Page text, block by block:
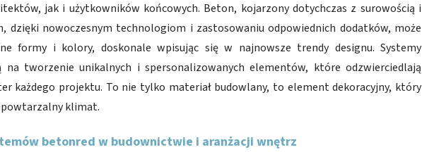
jak i użytkowników końcowych. Beton, kojarzony dotychczas z surowością i
dzięki nowoczesnym technologiom i zastosowaniu odpowiednich dodatków, może
formy i kolory, doskonale wpisując się w najnowsze trendy designu. Systemy
na tworzenie unikalnych i spersonalizowanych elementów, które odzwierciedlają
każdego projektu. To nie tylko materiał budowlany, to element dekoracyjny, który
klimat.
betonred w budownictwie i aranżacji wnętrz